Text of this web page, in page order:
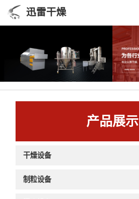
迅雷干燥
产品展示
干燥设备
制粒设备